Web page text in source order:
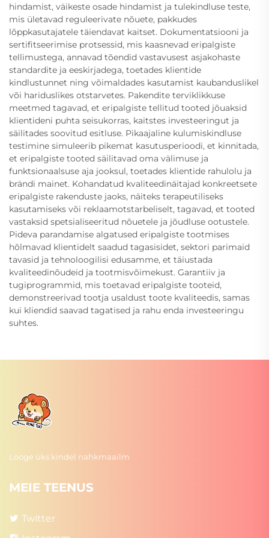
hindamist, väikeste osade hindamist ja tulekindluse teste,
mis ületavad reguleerivate nõuete, pakkudes
lõppkasutajatele täiendavat kaitset. Dokumentatsiooni ja
sertifitseerimise protsessid, mis kaasnevad eripalgiste
tellimustega, annavad tõendid vastavusest asjakohaste
standardite ja eeskirjadega, toetades klientide
kindlustunnet ning võimaldades kasutamist kaubanduslikel
või hariduslikes otstarvetes. Pakendite terviklikkuse
meetmed tagavad, et eripalgiste tellitud tooted jõuaksid
klientideni puhta seisukorras, kaitstes investeeringut ja
säilitades soovitud esitluse. Pikaajaline kulumiskindluse
testimine simuleerib pikemat kasutusperioodi, et kinnitada,
et eripalgiste tooted säilitavad oma välimuse ja
funktsionaalsuse aja jooksul, toetades klientide rahulolu ja
brändi mainet. Kohandatud kvaliteedinäitajad konkreetsete
eripalgiste rakenduste jaoks, näiteks terapeutiliseks
kasutamiseks või reklaamotstarbeliselt, tagavad, et tooted
vastaksid spetsialiseeritud nõuetele ja jõudluse ootustele.
Pideva parandamise algatused eripalgiste tootmises
hõlmavad klientidelt saadud tagasisidet, sektori parimaid
tavasid ja tehnoloogilisi edusamme, et täiustada
kvaliteedinõudeid ja tootmisvõimekust. Garantiiv ja
tugiprogrammid, mis toetavad eripalgiste tooteid,
demonstreerivad tootja usaldust toote kvaliteedis, samas
kui kliendid saavad tagatised ja rahu enda investeeringu
suhtes.
Looge üks kindel nahkmaailm
MEIE TEENUS
Twitter